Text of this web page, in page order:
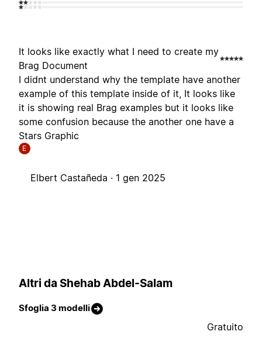
It looks like exactly what I need to create my
Brag Document
I didnt understand why the template have another
example of this template inside of it, It looks like
it is showing real Brag examples but it looks like
some confusion because the another one have a
Stars Graphic
E
Elbert Castañeda · 1 gen 2025
Altri da Shehab Abdel-Salam
Sfoglia 3 modelli
Gratuito